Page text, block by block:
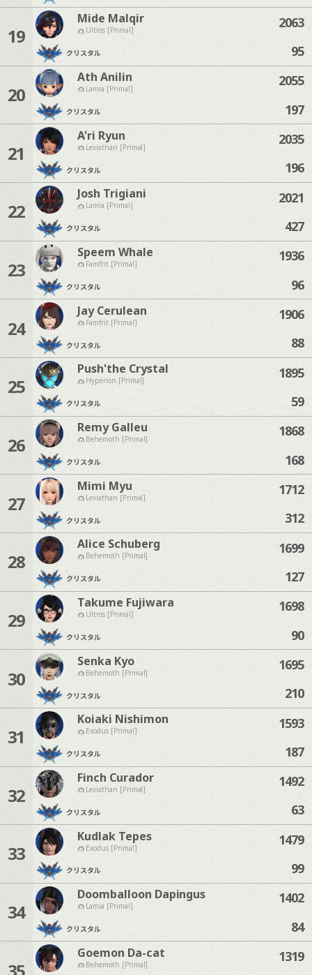
19
Mide Malqir
Ultros [Primal]
クリスタル
2063
95
20
Ath Anilin
Lamia [Primal]
クリスタル
2055
197
21
A'ri Ryun
Leviathan [Primal]
クリスタル
2035
196
22
Josh Trigiani
Lamia [Primal]
クリスタル
2021
427
23
Speem Whale
Famfrit [Primal]
クリスタル
1936
96
24
Jay Cerulean
Famfrit [Primal]
クリスタル
1906
88
25
Push'the Crystal
Hyperion [Primal]
クリスタル
1895
59
26
Remy Galleu
Behemoth [Primal]
クリスタル
1868
168
27
Mimi Myu
Leviathan [Primal]
クリスタル
1712
312
28
Alice Schuberg
Behemoth [Primal]
クリスタル
1699
127
29
Takume Fujiwara
Ultros [Primal]
クリスタル
1698
90
30
Senka Kyo
Behemoth [Primal]
クリスタル
1695
210
31
Koiaki Nishimon
Exodus [Primal]
クリスタル
1593
187
32
Finch Curador
Leviathan [Primal]
クリスタル
1492
63
33
Kudlak Tepes
Exodus [Primal]
クリスタル
1479
99
34
Doomballoon Dapingus
Lamia [Primal]
クリスタル
1402
84
35
Goemon Da-cat
Behemoth [Primal] 1319